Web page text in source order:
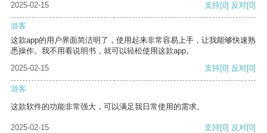
2025-02-15
支持[0] 反对[0]
游客
这款app的用户界面简洁明了，使用起来非常容易上手，让我能够快速熟
悉操作。我不用看说明书，就可以轻松使用这款app。
2025-02-15
支持[0] 反对[0]
游客
这款软件的功能非常强大，可以满足我日常使用的需求。
2025-02-15 支持[0] 反对[0]